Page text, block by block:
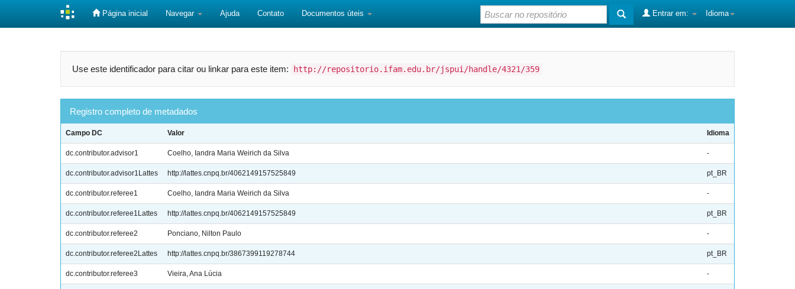
Página inicial Navegar Ajuda Contato Documentos úteis Idioma
Entrar em:
Use este identificador para citar ou linkar para este item: http://repositorio.ifam.edu.br/jspui/handle/4321/359
Registro completo de metadados
Campo DC Valor Idioma
dc.contributor.advisor1 Coelho, Iandra Maria Weirich da Silva -
dc.contributor.advisor1Lattes http://lattes.cnpq.br/4062149157525849 pt_BR
dc.contributor.referee1 Coelho, Iandra Maria Weirich da Silva -
dc.contributor.referee1Lattes http://lattes.cnpq.br/4062149157525849 pt_BR
dc.contributor.referee2 Ponciano, Nilton Paulo -
dc.contributor.referee2Lattes http://lattes.cnpq.br/3867399119278744 pt_BR
dc.contributor.referee3 Vieira, Ana Lúcia -